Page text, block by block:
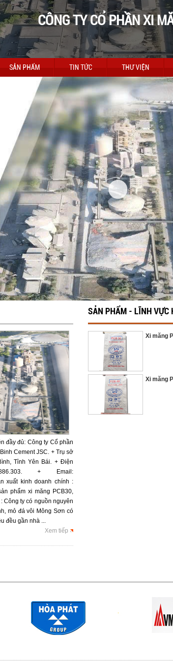
CÔNG TY CỔ PHẦN XI
SẢN PHẨM TIN TỨC THƯ VIỆN
đầy đủ: Công ty Cổ phần
Cement JSC. + Trụ sở
Tỉnh Yên Bái. + Điện
+ Email:
xuất kinh doanh chính :
phẩm xi măng PCB30,
ty có nguồn nguyên
mỏ đá vôi Mông Sơn có
đều gần nhà ...
Xem tiếp
SẢN PHẨM - LĨNH VỰC
Xi măng
Xi măng